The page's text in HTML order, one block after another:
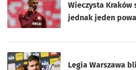
Wieczysta Kraków
jednak jeden
Legia Warszawa